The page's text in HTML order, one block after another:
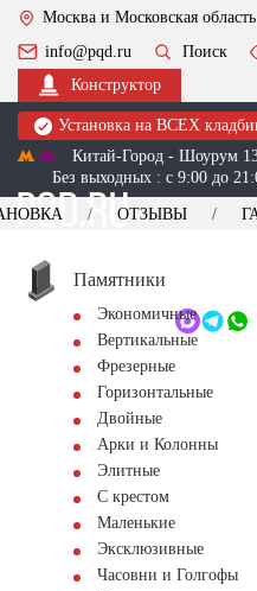
Москва и Московская область
info@pqd.ru
Поиск
Конструктор
Установка на ВСЕХ
Китай-Город - Шоурум
Без выходных : с 9:00 до
+7 (495) 518-44-23
Обратный звонок
ОТЗЫВЫ
Памятники
Экономичные
Вертикальные
Фрезерные
Горизонтальные
Двойные
Арки и Колонны
Элитные
С крестом
Маленькие
Эксклюзивные
Часовни и Голгофы